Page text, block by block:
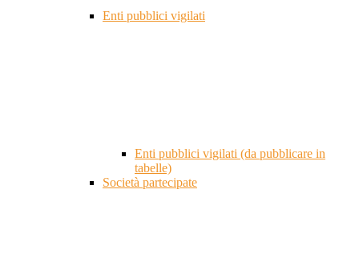
Enti pubblici vigilati
Enti pubblici vigilati (da pubblicare in
tabelle)
Società partecipate